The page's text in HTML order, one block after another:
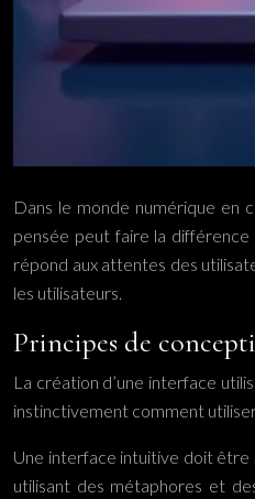
Dans le monde numérique en
pensée peut faire la
répond aux attentes des
les utilisateurs.
Principes de
La création d’une interface
instinctivement comment
Une interface intuitive doit être
utilisant des métaphores et